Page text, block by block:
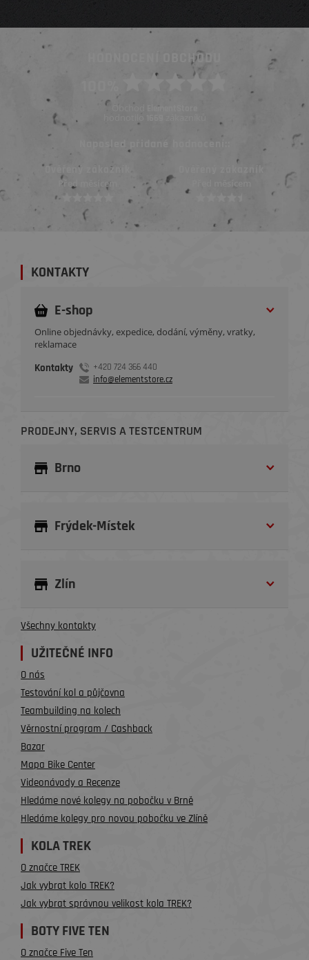
HODNOCENÍ OBCHODU
Obchod ElementStore
hodnotilo
Naposled přidané hodnocení::
Ověřený zákazník
Před měsícem
KONTAKTY
E-shop
Online objednávky, expedice, dodání, výměny, vratky,
reklamace
Kontakty
+420 724 366 440
info@elementstore.cz
PRODEJNY, SERVIS A TESTCENTRUM
Brno
Frýdek-Místek
Zlín
Všechny kontakty
UŽITEČNÉ INFO
O nás
Testování kol a půjčovna
Teambuilding na kolech
Věrnostní program / Cashback
Bazar
Mapa Bike Center
Videonávody a Recenze
Hledáme nové kolegy na pobočku v Brně
Hledáme kolegy pro novou pobočku ve Zlíně
KOLA TREK
O značce TREK
Jak vybrat kolo TREK?
Jak vybrat správnou velikost kola TREK?
BOTY FIVE TEN
O značce Five Ten